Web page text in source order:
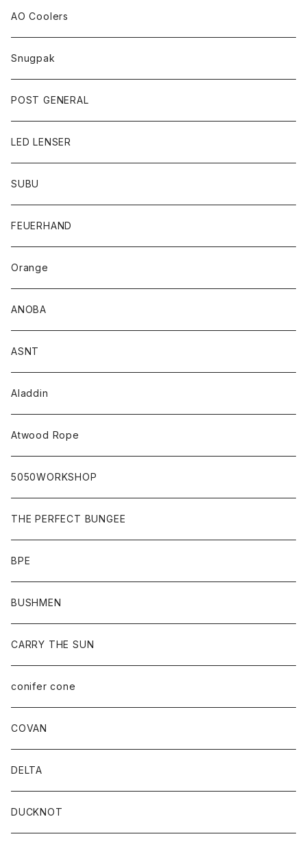
AO Coolers
Snugpak
POST GENERAL
LED LENSER
SUBU
FEUERHAND
Orange
ANOBA
ASNT
Aladdin
Atwood Rope
5050WORKSHOP
THE PERFECT BUNGEE
BPE
BUSHMEN
CARRY THE SUN
conifer cone
COVAN
DELTA
DUCKNOT